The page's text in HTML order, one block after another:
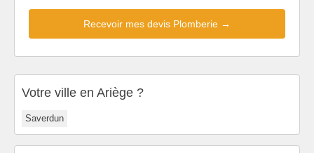
Recevoir mes devis Plomberie →
Votre ville en Ariège ?
Saverdun